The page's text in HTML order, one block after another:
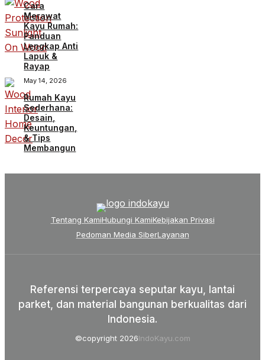
Cara
Merawat
Kayu Rumah:
Panduan
Lengkap Anti
Lapuk &
Rayap
May 14, 2026
Rumah Kayu
Sederhana:
Desain,
Keuntungan,
& Tips
Membangun
Tentang KamiHubungi KamiKebijakan Privasi
Pedoman Media SiberLayanan
Referensi terpercaya seputar kayu, lantai
parket, dan material bangunan berkualitas dari
Indonesia.
©copyright 2026IndoKayu.com